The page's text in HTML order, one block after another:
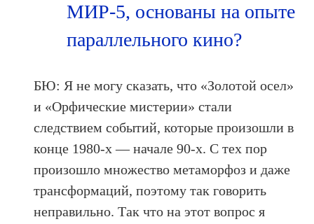
МИР-5, основаны на опыте
параллельного кино?
БЮ: Я не могу сказать, что «Золотой осел»
и «Орфические мистерии» стали
следствием событий, которые произошли в
конце 1980-х — начале 90-х. С тех пор
произошло множество метаморфоз и даже
трансформаций, поэтому так говорить
неправильно. Так что на этот вопрос я